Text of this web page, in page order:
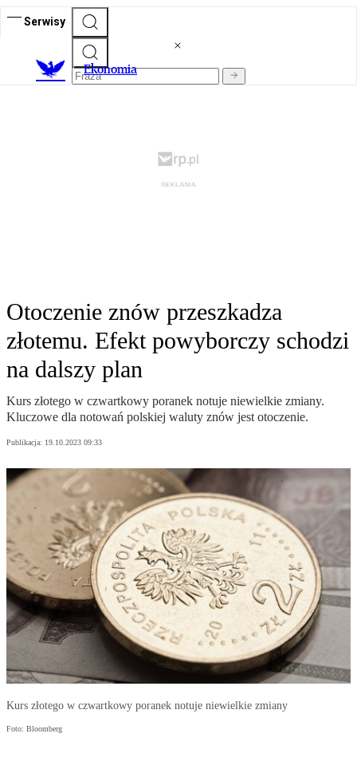
Serwisy
Ekonomia
Otoczenie znów przeszkadza
złotemu. Efekt powyborczy schodzi
na dalszy plan
Kurs złotego w czwartkowy poranek notuje niewielkie zmiany.
Kluczowe dla notowań polskiej waluty znów jest otoczenie.
Publikacja: 19.10.2023 09:33
Kurs złotego w czwartkowy poranek notuje niewielkie zmiany
Foto: Bloomberg